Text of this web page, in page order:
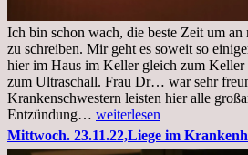
Ich bin schon wach, die beste Zeit um an
zu schreiben. Mir geht es soweit so
hier im Haus im Keller gleich zum Keller
zum Ultraschall. Frau Dr… war sehr
Krankenschwestern leisten hier alle
Entzündung… Freitag,
25.11.2022
Kleines
weiterlesen
Mittwoch. 23.11.22,Liege im